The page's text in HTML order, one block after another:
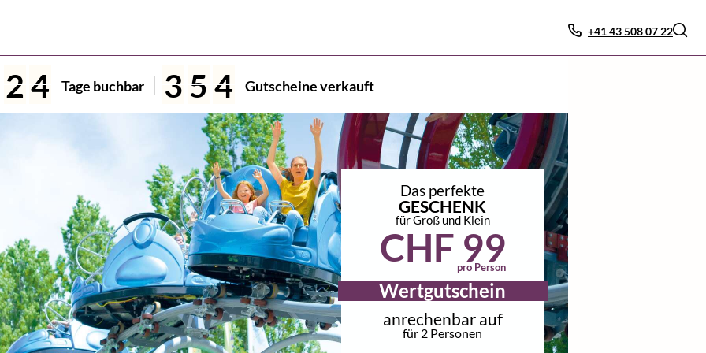
+41 43 508 07 22
24 Tage buchbar 3 5 4 Gutscheine verkauft
Das perfekte
GESCHENK
für Groß und Klein
CHF 99
pro Person
Wertgutschein
anrechenbar auf
für 2 Personen